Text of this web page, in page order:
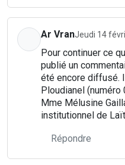
Ar VranJeudi 14
Pour continuer ce
publié un
été encore diffusé.
Ploudianel
Mme Mélusine
institutionnel de
Répondre